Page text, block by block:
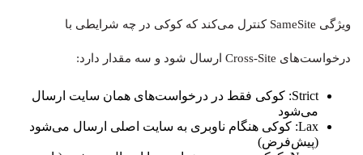
ویژگی SameSite کنترل می‌کند که کوکی در چه شرایطی با
درخواست‌های Cross-Site ارسال شود و سه مقدار دارد:
Strict: کوکی فقط در درخواست‌های همان سایت ارسال
می‌شود
Lax: کوکی هنگام ناوبری به سایت اصلی ارسال می‌شود
(پیش‌فرض)